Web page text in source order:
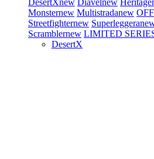
DesertXnew Diavelnew Heritage
Monsternew Multistradanew
Streetfighternew Superleggera
Scramblernew LIMITED
DesertX